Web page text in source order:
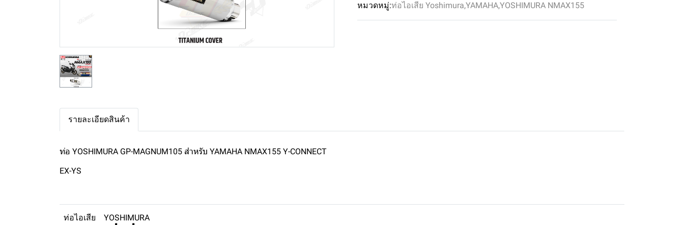
หมวดหมู่:ท่อไอเสีย Yoshimura,YAMAHA,YOSHIMURA NMAX155
รายละเอียดสินค้า
ท่อ YOSHIMURA GP-MAGNUM105 สำหรับ YAMAHA NMAX155 Y-CONNECT
EX-YS
ท่อไอเสีย YOSHIMURA